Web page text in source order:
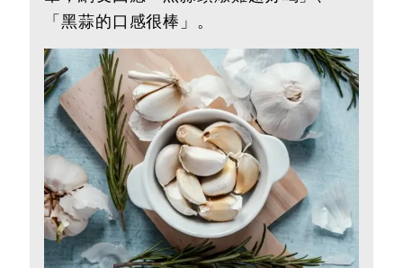
「黑蒜的口感很棒」。